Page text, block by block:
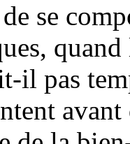
se
il pas